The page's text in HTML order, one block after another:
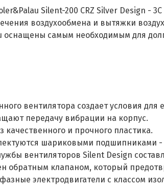
Silent-200 CRZ Silver Design -
воздухообмена и вытяжки
оснащены самым необходимым для
вентилятора создает условия
передачу вибрации на корпус.
качественного и прочного пластика.
шариковыми подшипниками -
вентиляторов Silent Design
обратным клапаном, который
электродвигатели с классом